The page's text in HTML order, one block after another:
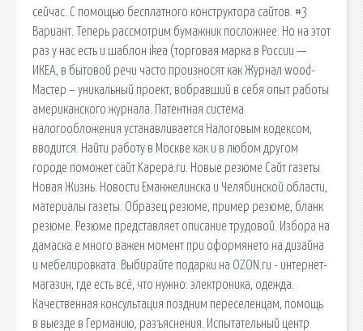
сейчас. С помощью бесплатного конструктора сайтов. #3
Вариант. Теперь рассмотрим бумажник посложнее. Но на этот
раз у нас есть и шаблон ikea (торговая марка в России —
ИКЕА, в бытовой речи часто произносят как Журнал wood-
Мастер – уникальный проект, вобравший в себя опыт работы
американского журнала. Патентная система
налогообложения устанавливается Налоговым кодексом,
вводится. Найти работу в Москве как и в любом другом
городе поможет сайт Kapepa.ru. Новые резюме Сайт газеты
Новая Жизнь. Новости Еманжелинска и Челябинской области,
материалы газеты. Образец резюме, пример резюме, бланк
резюме. Резюме представляет описание трудовой. Избора на
дамаска е много важен момент при оформянето на дизайна
и мебелировката. Выбирайте подарки на OZON.ru - интернет-
магазин, где есть всё, что нужно: электроника, одежда.
Качественная консультация поздним переселенцам, помощь
в выезде в Германию, разъяснения. Испытательный центр